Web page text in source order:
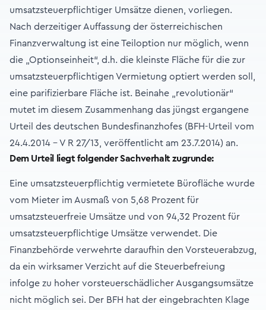
umsatzsteuerpflichtiger Umsätze dienen, vorliegen.
Nach derzeitiger Auffassung der österreichischen
Finanzverwaltung ist eine Teiloption nur möglich, wenn
die „Optionseinheit“, d.h. die kleinste Fläche für die zur
umsatzsteuerpflichtigen Vermietung optiert werden soll,
eine parifizierbare Fläche ist. Beinahe „revolutionär“
mutet im diesem Zusammenhang das jüngst ergangene
Urteil des deutschen Bundesfinanzhofes (BFH-Urteil vom
24.4.2014 – V R 27/13, veröffentlicht am 23.7.2014) an.
Dem Urteil liegt folgender Sachverhalt zugrunde:
Eine umsatzsteuerpflichtig vermietete Bürofläche wurde
vom Mieter im Ausmaß von 5,68 Prozent für
umsatzsteuerfreie Umsätze und von 94,32 Prozent für
umsatzsteuerpflichtige Umsätze verwendet. Die
Finanzbehörde verwehrte daraufhin den Vorsteuerabzug,
da ein wirksamer Verzicht auf die Steuerbefreiung
infolge zu hoher vorsteuerschädlicher Ausgangsumsätze
nicht möglich sei. Der BFH hat der eingebrachten Klage